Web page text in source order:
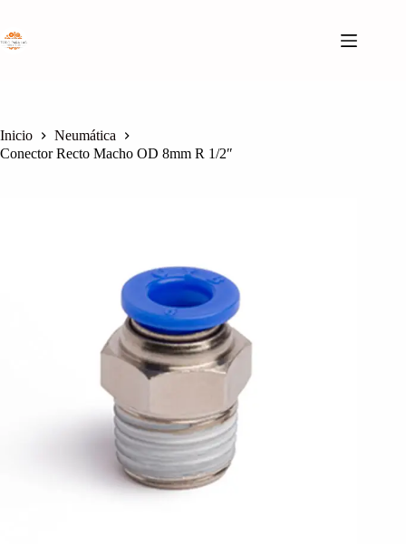
contenido
Inicio
Neumática
Conector Recto Macho OD 8mm R 1/2″